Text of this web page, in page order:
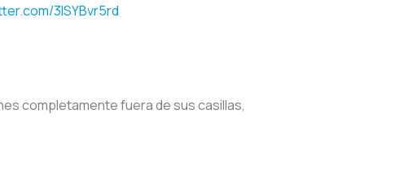
3lSYBvr5rd
completamente fuera de sus casillas,